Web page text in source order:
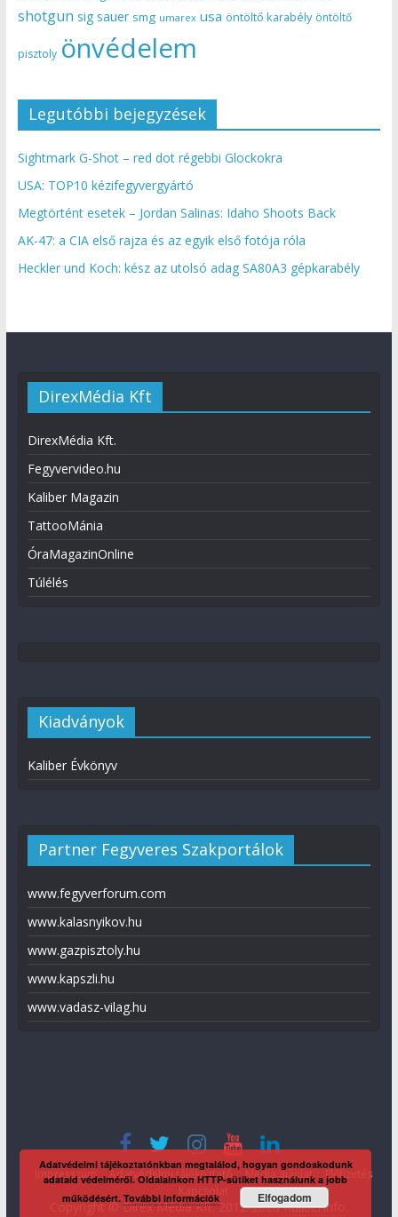
shotgun sig sauer smg umarex usa öntöltő karabély öntöltő
pisztoly önvédelem
Legutóbbi bejegyzések
Sightmark G-Shot – red dot régebbi Glockokra
USA: TOP10 kézifegyvergyártó
Megtörtént esetek – Jordan Salinas: Idaho Shoots Back
AK-47: a CIA első rajza és az egyik első fotója róla
Heckler und Koch: kész az utolsó adag SA80A3 gépkarabély
DirexMédia Kft
DirexMédia Kft.
Fegyvervideo.hu
Kaliber Magazin
TattooMánia
ÓraMagazinOnline
Túlélés
Kiadványok
Kaliber Évkönyv
Partner Fegyveres Szakportálok
www.fegyverforum.com
www.kalasnyikov.hu
www.gazpisztoly.hu
www.kapszli.hu
www.vadasz-vilag.hu
Impresszum Adatvédelmi tájékoztató Média ajánlat
Előfizetés
Copyright © Direx Média Kft. 2012-2026KaliberInfo
Adatvédelmi tájékoztatónkban megtalálod, hogyan gondoskodunk
adataid védelméről. Oldalainkon HTTP-sütiket használunk a jobb
működésért.További információk Elfogadom